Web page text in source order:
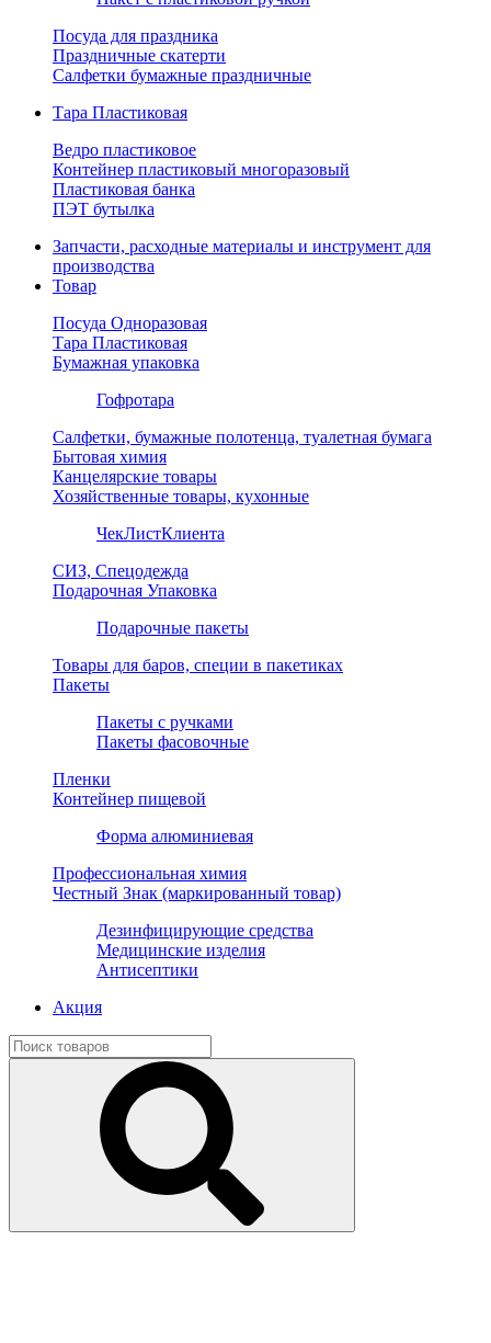
Посуда для праздника
Праздничные скатерти
Салфетки бумажные праздничные
Тара Пластиковая
Ведро пластиковое
Контейнер пластиковый многоразовый
Пластиковая банка
ПЭТ бутылка
Запчасти, расходные материалы и инструмент для
производства
Товар
Посуда Одноразовая
Тара Пластиковая
Бумажная упаковка
Гофротара
Салфетки, бумажные полотенца, туалетная бумага
Бытовая химия
Канцелярские товары
Хозяйственные товары, кухонные
ЧекЛистКлиента
СИЗ, Спецодежда
Подарочная Упаковка
Подарочные пакеты
Товары для баров, специи в пакетиках
Пакеты
Пакеты с ручками
Пакеты фасовочные
Пленки
Контейнер пищевой
Форма алюминиевая
Профессиональная химия
Честный Знак (маркированный товар)
Дезинфицирующие средства
Медицинские изделия
Антисептики
Акция